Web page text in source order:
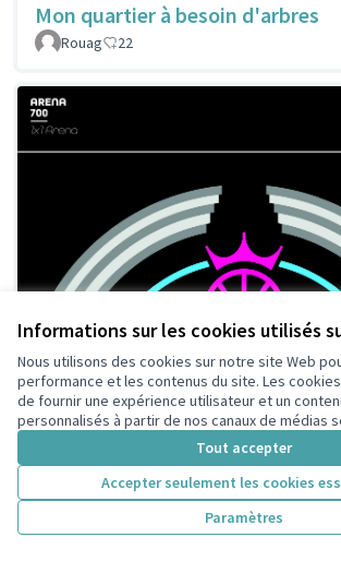
Informations sur les cookies utilisés
Nous utilisons des cookies sur notre site Web
performance et les contenus du site. Les
de fournir une expérience utilisateur et un
personnalisés à partir de nos canaux de médias
Tout accepter
Accepter seulement les cookies
Paramètres
Mon quartier à besoin d'arbres
Rouag
22
Projet pour un terrain de basket
public à Colombes
One x One Arena 201